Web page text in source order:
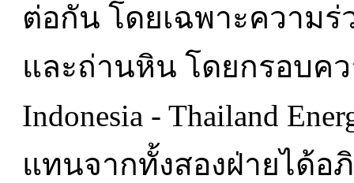
ต่อกัน โดยเฉพาะความ
และถ่านหิน โดยกรอบค
Indonesia - Thailand
แทนจากทั้งสองฝ่ายได้อ